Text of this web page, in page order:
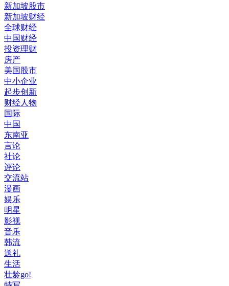
新加坡股市
新加坡财经
全球财经
中国财经
投资理财
房产
美国股市
中小企业
起步创新
财经人物
国际
中国
东南亚
言论
社论
评论
交流站
漫画
娱乐
明星
影视
音乐
韩流
送礼
生活
壮龄go!